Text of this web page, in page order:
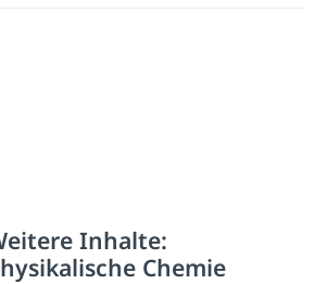
Inhalte:
Chemie